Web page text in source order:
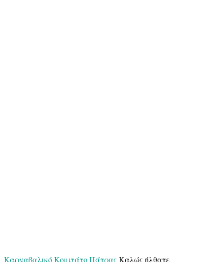
Καρναβαλικό Κομιτάτο Πάτρας Καλώς ήλθατε